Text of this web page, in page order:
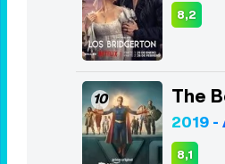
8,2
10 The
2019 -
8,1